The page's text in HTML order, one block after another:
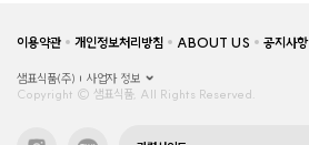
이용약관 개인정보처리방침 ABOUT US 공지사항
샘표식품(주)
사업자 정보
Copyright © 샘표식품, All Rights Reserved.